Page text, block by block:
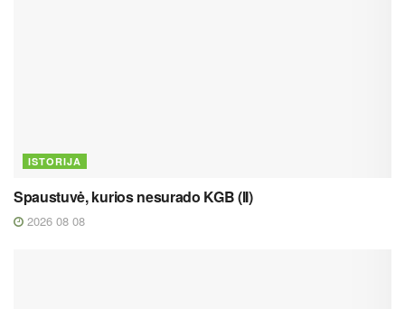
ISTORIJA
Spaustuvė, kurios nesurado KGB (II)
2026 08 08